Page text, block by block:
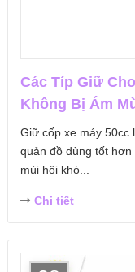
Các Típ Giữ
Không Bị Ám
Giữ cốp xe máy 50cc
quản đồ dùng tốt
mùi hôi khó...
Chi tiết